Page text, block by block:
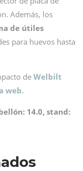
Además, los
de útiles
para huevos hasta
de Welbilt
web.
14.0, stand: